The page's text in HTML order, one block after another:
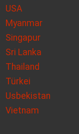
USA
Myanmar
Singapur
Sri Lanka
Thailand
Türkei
Usbekistan
Vietnam